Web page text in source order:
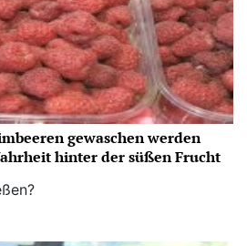
gewaschen werden
hinter der süßen Frucht